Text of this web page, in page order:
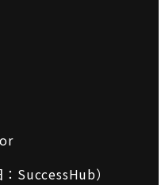
SuccessHub）